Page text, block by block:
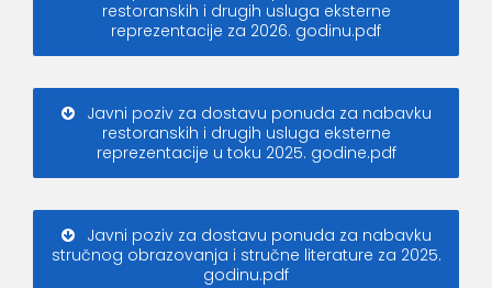
restoranskih i drugih usluga eksterne
reprezentacije za 2026. godinu.pdf
Javni poziv za dostavu ponuda za nabavku
restoranskih i drugih usluga eksterne
reprezentacije u toku 2025. godine.pdf
Javni poziv za dostavu ponuda za nabavku
stručnog obrazovanja i stručne literature za 2025.
godinu.pdf